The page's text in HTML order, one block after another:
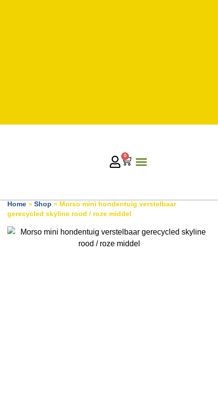
0
Home » Shop » Morso mini hondentuig verstelbaar
gerecycled skyline rood / roze middel